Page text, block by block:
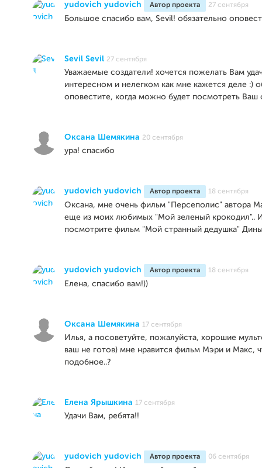
yudovich yudovich Автор проекта 27 сентября
Большое спасибо вам, Sevil! обязательно
Sevil Sevil 27 сентября
Уважаемые создатели! хочется пожелать Вам
интересном и нелегком как мне кажется деле :)
оповестите, когда можно будет посмотреть Ваш
Оксана Шемякина 20 сентября
ура! спасибо
yudovich yudovich Автор проекта 18 сентября
Оксана, мне очень фильм "Персеполис" автора
еще из моих любимых "Мой зеленый крокодил"..
посмотрите фильм "Мой странный дедушка"
yudovich yudovich Автор проекта 18 сентября
Елена, спасибо вам!))
Оксана Шемякина 17 сентября
Илья, а посоветуйте, пожалуйста, хорошие
ваш не готов) мне нравится фильм Мэри и Макс,
подобное..?
Елена Ярышкина 17 сентября
Удачи Вам, ребята!!
yudovich yudovich Автор проекта 06 сентября